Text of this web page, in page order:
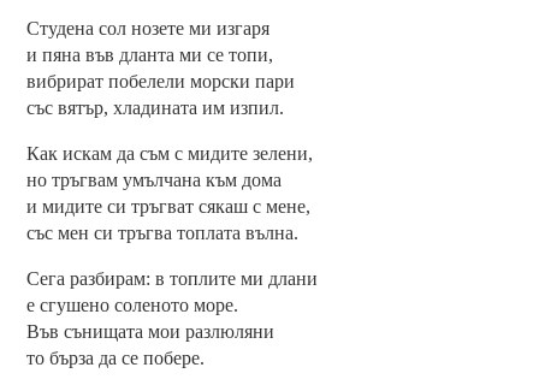
Студена сол нозете ми изгаря
и пяна във дланта ми се топи,
вибрират побелели морски пари
със вятър, хладината им изпил.
Как искам да съм с мидите зелени,
но тръгвам умълчана към дома
и мидите си тръгват сякаш с мене,
със мен си тръгва топлата вълна.
Сега разбирам: в топлите ми длани
е сгушено соленото море.
Във сънищата мои разлюляни
то бърза да се побере.